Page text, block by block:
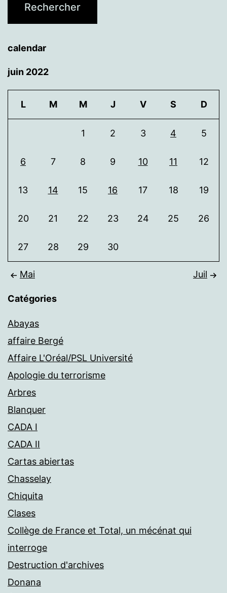
calendar
juin 2022
L M M J V S D
1 2 3 4 5
6 7 8 9 10 11 12
13 14 15 16 17 18 19
20 21 22 23 24 25 26
27 28 29 30
Mai Juil
Catégories
Abayas
affaire Bergé
Affaire L'Oréal/PSL Université
Apologie du terrorisme
Arbres
Blanquer
CADA I
CADA II
Cartas abiertas
Chasselay
Chiquita
Clases
Collège de France et Total, un mécénat qui
interroge
Destruction d'archives
Donana